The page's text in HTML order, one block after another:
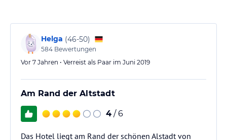
Helga (46-50)
584 Bewertungen
Vor 7 Jahren • Verreist als Paar im Juni 2019
Am Rand der Altstadt
4 / 6
Das Hotel liegt am Rand der schönen Alstadt von